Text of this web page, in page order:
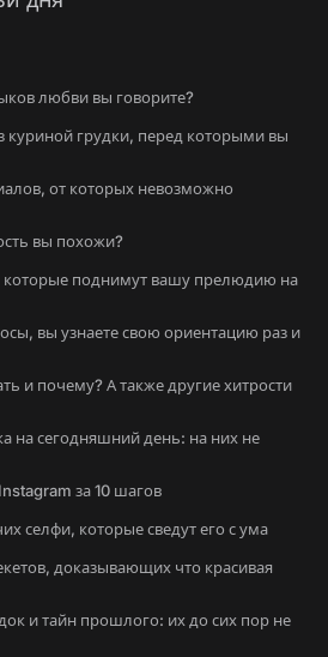
любви вы говорите?
грудки, перед которыми вы
от которых невозможно
вы похожи?
которые поднимут вашу прелюдию на
вы узнаете свою ориентацию раз и
и почему? А также другие хитрости
на сегодняшний день: на них не
за 10 шагов
селфи, которые сведут его с ума
доказывающих что красивая
и тайн прошлого: их до сих пор не